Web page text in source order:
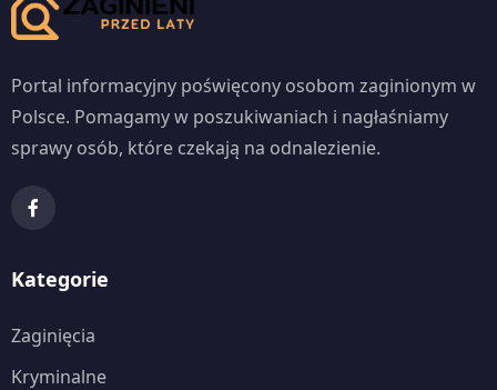
Portal informacyjny poświęcony osobom zaginionym w
Polsce. Pomagamy w poszukiwaniach i nagłaśniamy
sprawy osób, które czekają na odnalezienie.
Kategorie
Zaginięcia
Kryminalne